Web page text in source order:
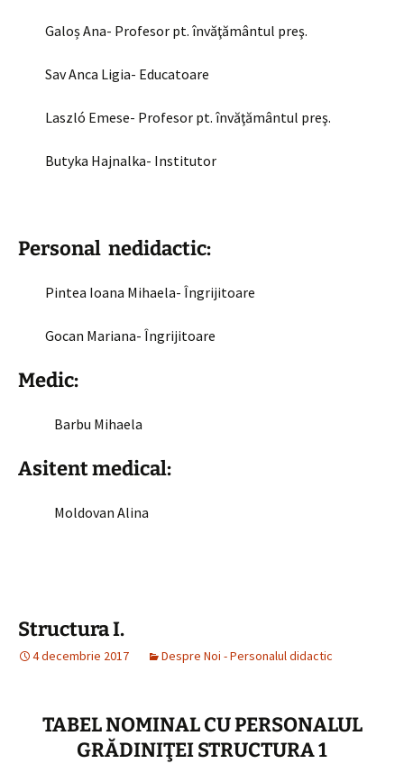
Galoș Ana- Profesor pt. învăţământul preş.
Sav Anca Ligia- Educatoare
Laszló Emese- Profesor pt. învăţământul preş.
Butyka Hajnalka- Institutor
Personal nedidactic:
Pintea Ioana Mihaela- Îngrijitoare
Gocan Mariana- Îngrijitoare
Medic:
Barbu Mihaela
Asitent medical:
Moldovan Alina
Structura I.
4 decembrie 2017 Despre Noi - Personalul didactic
TABEL NOMINAL CU PERSONALUL
GRĂDINIŢEI STRUCTURA 1